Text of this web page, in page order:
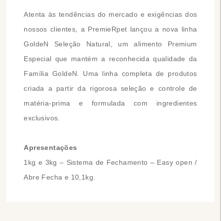
Atenta às tendências do mercado e exigências dos
nossos clientes, a PremieRpet lançou a nova linha
GoldeN Seleção Natural, um alimento Premium
Especial que mantém a reconhecida qualidade da
Família GoldeN. Uma linha completa de produtos
criada a partir da rigorosa seleção e controle de
matéria-prima e formulada com ingredientes
exclusivos.
Apresentações
1kg e 3kg – Sistema de Fechamento – Easy open /
Abre Fecha e 10,1kg.